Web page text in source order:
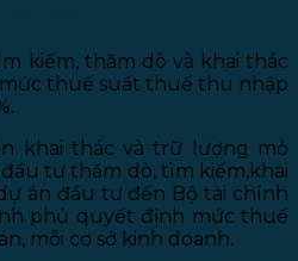
kiếm, thăm dò và khai thác
thuế suất thuế thu nhập
khai thác và trữ lượng mỏ
tư thăm dò, tìm kiếm,khai
án đầu tư đến Bộ tài chính
phủ quyết định mức thuế
mỗi cơ sở kinh doanh.